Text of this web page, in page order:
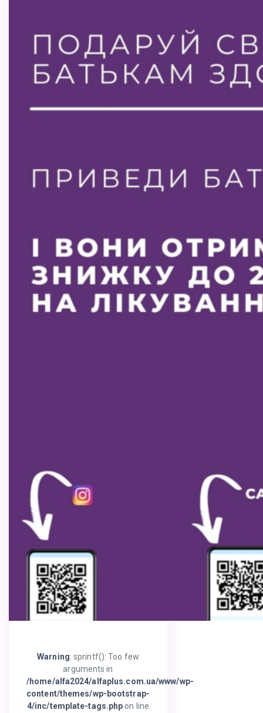
Warning: sprintf(): Too few
arguments in
/home/alfa2024/alfaplus.com.ua/www/wp-
content/themes/wp-bootstrap-
4/inc/template-tags.php on line